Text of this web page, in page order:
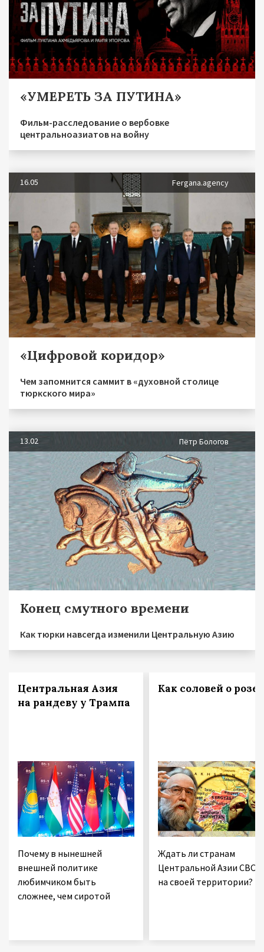
«УМЕРЕТЬ ЗА ПУТИНА»
Фильм-расследование о вербовке
центральноазиатов на войну
16.05 Fergana.agency
«Цифровой коридор»
Чем запомнится саммит в «духовной столице
тюркского мира»
13.02 Пётр Бологов
Конец смутного времени
Как тюрки навсегда изменили Центральную Азию
Центральная Азия
на рандеву у Трампа
Почему в нынешней
внешней политике
любимчиком быть
сложнее, чем сиротой
Как соловей о розе
Ждать ли странам
Центральной Азии СВО
на своей территории?